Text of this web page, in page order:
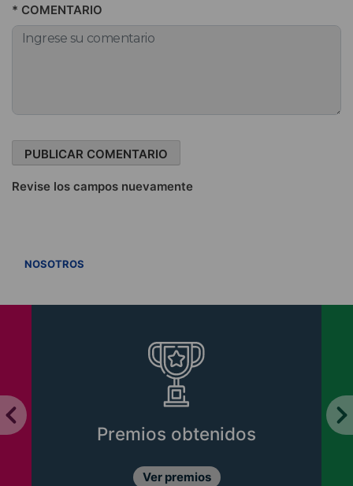
* COMENTARIO
Revise los campos nuevamente
NOSOTROS
Premios obtenidos
Ver premios